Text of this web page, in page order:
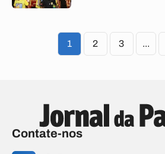
1 2 3 ...
Contate-nos